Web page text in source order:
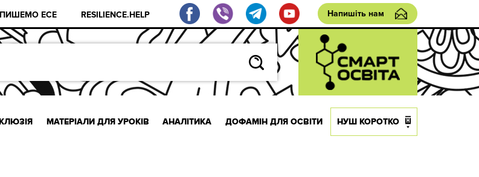
ПИШЕМО ЕСЕ RESILIENCE.HELP Напишіть нам
МАТЕРІАЛИ ДЛЯ УРОКІВ АНАЛІТИКА ДОФАМІН ДЛЯ ОСВІТИ НУШ КОРОТКО